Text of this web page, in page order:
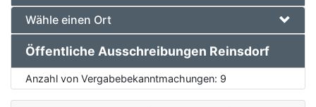
Wähle einen Ort
Öffentliche Ausschreibungen Reinsdorf
Anzahl von Vergabebekanntmachungen: 9